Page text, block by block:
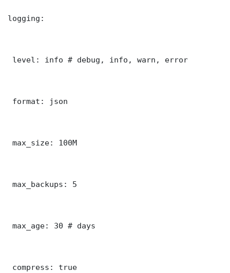
logging:
level: info # debug, info, warn, error
format: json
max_size: 100M
max_backups: 5
max_age: 30 # days
compress: true